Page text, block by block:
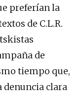
preferían la
de C.L.R.
de
tiempo que,
denuncia clara